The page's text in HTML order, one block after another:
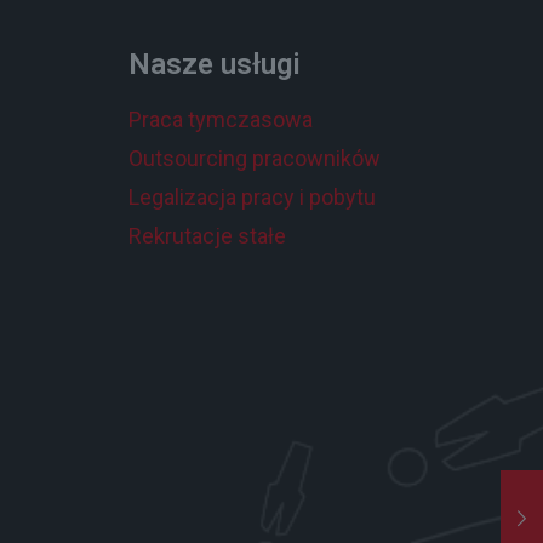
Nasze usługi
Praca tymczasowa
Outsourcing pracowników
Legalizacja pracy i pobytu
Rekrutacje stałe